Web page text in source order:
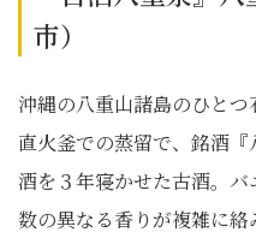
市）
沖縄の八重山諸島のひと
直火釜での蒸留で、銘酒
酒を３年寝かせた古酒。
数の異なる香りが複雑に